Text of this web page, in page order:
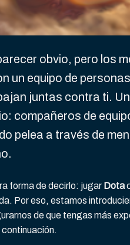
obvio, pero los
un equipo de
juntas contra ti.
compañeros de
pelea a través de
forma de decirlo: jugar Dota
Por eso, estamos
de que tengas más